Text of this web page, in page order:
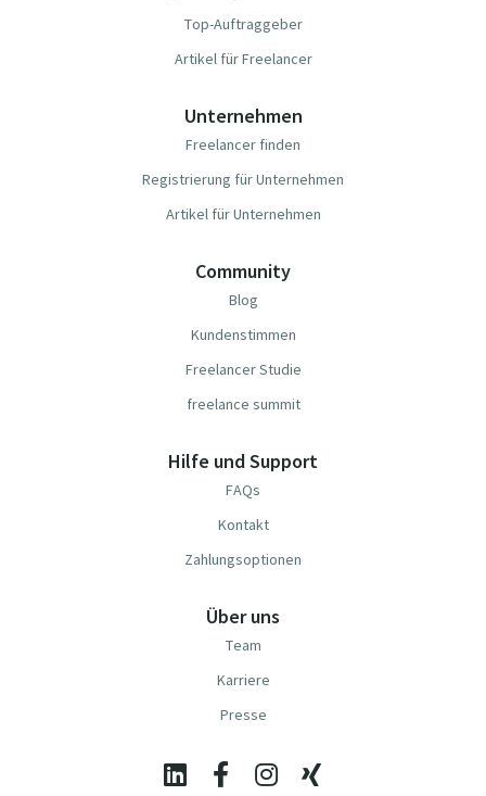
Top-Auftraggeber
Artikel für Freelancer
Unternehmen
Freelancer finden
Registrierung für Unternehmen
Artikel für Unternehmen
Community
Blog
Kundenstimmen
Freelancer Studie
freelance summit
Hilfe und Support
FAQs
Kontakt
Zahlungsoptionen
Über uns
Team
Karriere
Presse